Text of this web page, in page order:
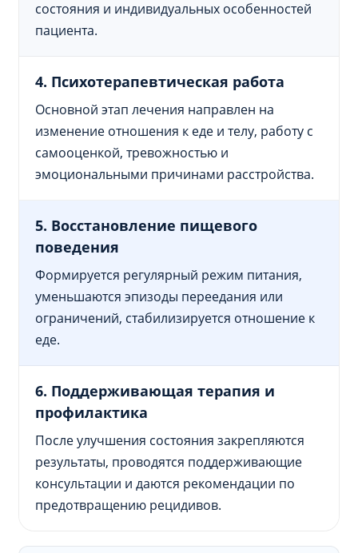
состояния и индивидуальных особенностей
пациента.
4. Психотерапевтическая работа
Основной этап лечения направлен на
изменение отношения к еде и телу, работу с
самооценкой, тревожностью и
эмоциональными причинами расстройства.
5. Восстановление пищевого
поведения
Формируется регулярный режим питания,
уменьшаются эпизоды переедания или
ограничений, стабилизируется отношение к
еде.
6. Поддерживающая терапия и
профилактика
После улучшения состояния закрепляются
результаты, проводятся поддерживающие
консультации и даются рекомендации по
предотвращению рецидивов.